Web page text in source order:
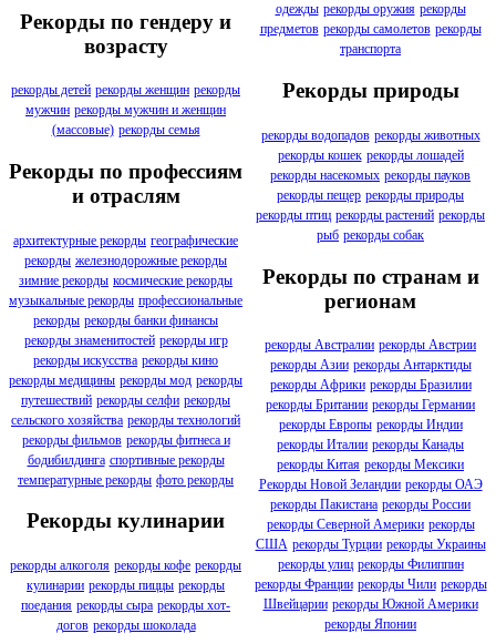
Рекорды по гендеру и
возрасту
рекорды детей рекорды женщин рекорды
мужчин рекорды мужчин и женщин
(массовые) рекорды семья
Рекорды по профессиям
и отраслям
архитектурные рекорды географические
рекорды железнодорожные рекорды
зимние рекорды космические рекорды
музыкальные рекорды профессиональные
рекорды рекорды банки финансы
рекорды знаменитостей рекорды игр
рекорды искусства рекорды кино
рекорды медицины рекорды мод рекорды
путешествий рекорды селфи рекорды
сельского хозяйства рекорды технологий
рекорды фильмов рекорды фитнеса и
бодибилдинга спортивные рекорды
температурные рекорды фото рекорды
Рекорды кулинарии
рекорды алкоголя рекорды кофе рекорды
кулинарии рекорды пиццы рекорды
поедания рекорды сыра рекорды хот-
догов рекорды шоколада
одежды рекорды оружия рекорды
предметов рекорды самолетов рекорды
транспорта
Рекорды природы
рекорды водопадов рекорды животных
рекорды кошек рекорды лошадей
рекорды насекомых рекорды пауков
рекорды пещер рекорды природы
рекорды птиц рекорды растений рекорды
рыб рекорды собак
Рекорды по странам и
регионам
рекорды Австралии рекорды Австрии
рекорды Азии рекорды Антарктиды
рекорды Африки рекорды Бразилии
рекорды Британии рекорды Германии
рекорды Европы рекорды Индии
рекорды Италии рекорды Канады
рекорды Китая рекорды Мексики
Рекорды Новой Зеландии рекорды ОАЭ
рекорды Пакистана рекорды России
рекорды Северной Америки рекорды
США рекорды Турции рекорды Украины
рекорды улиц рекорды Филиппин
рекорды Франции рекорды Чили рекорды
Швейцарии рекорды Южной Америки
рекорды Японии